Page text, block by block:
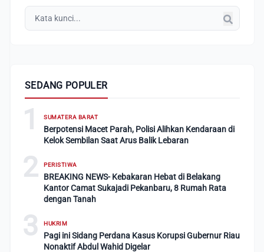
SEDANG POPULER
1 SUMATERA BARAT
Berpotensi Macet Parah, Polisi Alihkan Kendaraan di
Kelok Sembilan Saat Arus Balik Lebaran
2 PERISTIWA
BREAKING NEWS- Kebakaran Hebat di Belakang
Kantor Camat Sukajadi Pekanbaru, 8 Rumah Rata
dengan Tanah
3 HUKRIM
Pagi ini Sidang Perdana Kasus Korupsi Gubernur Riau
Nonaktif Abdul Wahid Digelar